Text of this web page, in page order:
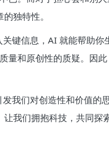
独特性。
键信息，AI 就能帮助你
量和原创性的质疑。因
我们对创造性和价值的
我们拥抱科技，共同探